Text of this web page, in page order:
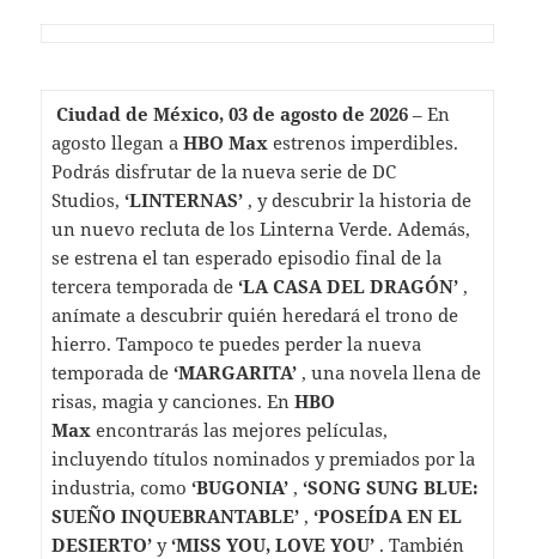
Ciudad de México, 03 de agosto de 2026 – En
agosto llegan a HBO Max estrenos imperdibles.
Podrás disfrutar de la nueva serie de DC
Studios, ‘LINTERNAS’ , y descubrir la historia de
un nuevo recluta de los Linterna Verde. Además,
se estrena el tan esperado episodio final de la
tercera temporada de ‘LA CASA DEL DRAGÓN’ ,
anímate a descubrir quién heredará el trono de
hierro. Tampoco te puedes perder la nueva
temporada de ‘MARGARITA’ , una novela llena de
risas, magia y canciones. En HBO
Max encontrarás las mejores películas,
incluyendo títulos nominados y premiados por la
industria, como ‘BUGONIA’ , ‘SONG SUNG BLUE:
SUEÑO INQUEBRANTABLE’ , ‘POSEÍDA EN EL
DESIERTO’ y‘MISS YOU, LOVE YOU’ . También